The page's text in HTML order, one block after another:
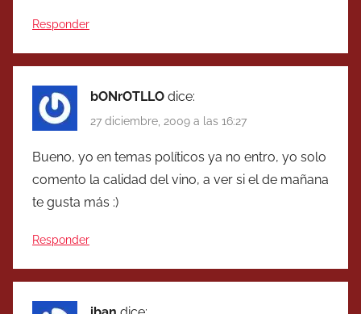
Responder
bONrOTLLO dice:
27 diciembre, 2009 a las 16:27
Bueno, yo en temas políticos ya no entro, yo solo
comento la calidad del vino, a ver si el de mañana
te gusta más :)
Responder